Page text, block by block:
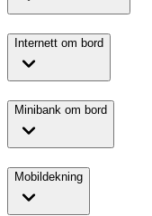
Internett om bord
Minibank om bord
Mobildekning